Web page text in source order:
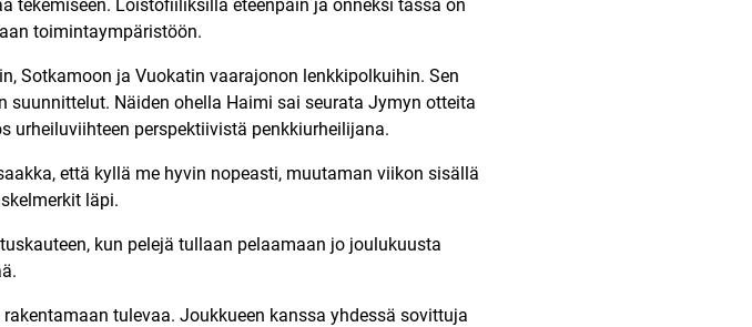
tekemiseen. Loistofiiliksillä eteenpäin ja onneksi tässä on
toimintaympäristöön.
Sotkamoon ja Vuokatin vaarajonon lenkkipolkuihin. Sen
Näiden ohella Haimi sai seurata Jymyn otteita
perspektiivistä penkkiurheilijana.
että kyllä me hyvin nopeasti, muutaman viikon sisällä
läpi.
kun pelejä tullaan pelaamaan jo joulukuusta
tulevaa. Joukkueen kanssa yhdessä sovittuja